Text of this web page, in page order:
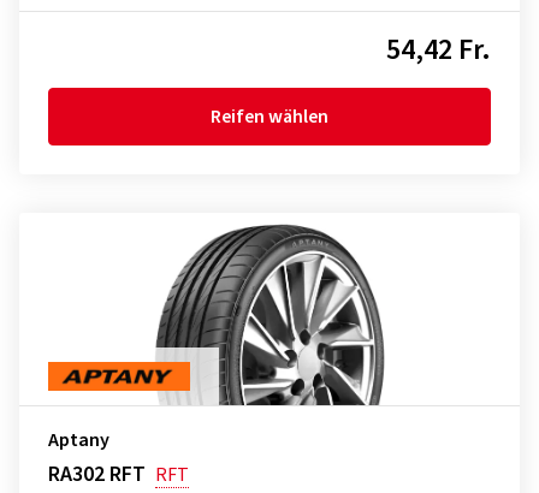
54,42 Fr.
Reifen wählen
Aptany
RA302 RFT RFT